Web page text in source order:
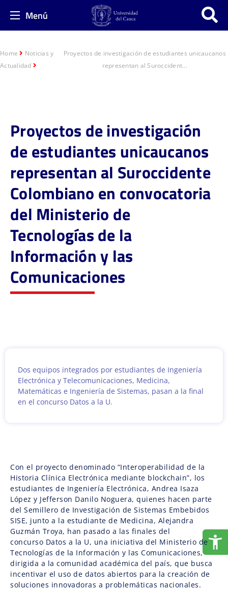
Menú
Home
Noticias y
Actualidad
Proyectos de investigación de estudiantes unicaucanos
representan al Suroccident...
Proyectos de investigación
de estudiantes unicaucanos
representan al Suroccidente
Colombiano en convocatoria
del Ministerio de
Tecnologías de la
Información y las
Comunicaciones
Dos equipos integrados por estudiantes de Ingeniería
Electrónica y Telecomunicaciones, Medicina,
Matemáticas e Ingeniería de Sistemas, pasan a la final
en el concurso Datos a la U.
Con el proyecto denominado “Interoperabilidad de la
Historia Clínica Electrónica mediante blockchain”, los
estudiantes de Ingeniería Electrónica, Andrea Isaza
López y Jefferson Danilo Noguera, quienes hacen parte
del Semillero de Investigación de Sistemas Embebidos
SISE, junto a la estudiante de Medicina, Alejandra
Guzmán Troya, han pasado a las finales del
concurso Datos a la U, una iniciativa del Ministerio de
Tecnologías de la Información y las Comunicaciones,
dirigida a la comunidad académica del país, que busca
incentivar el uso de datos abiertos para la creación de
soluciones innovadoras a problemáticas nacionales.